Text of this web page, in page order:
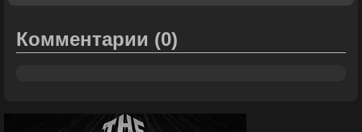
Комментарии (0)